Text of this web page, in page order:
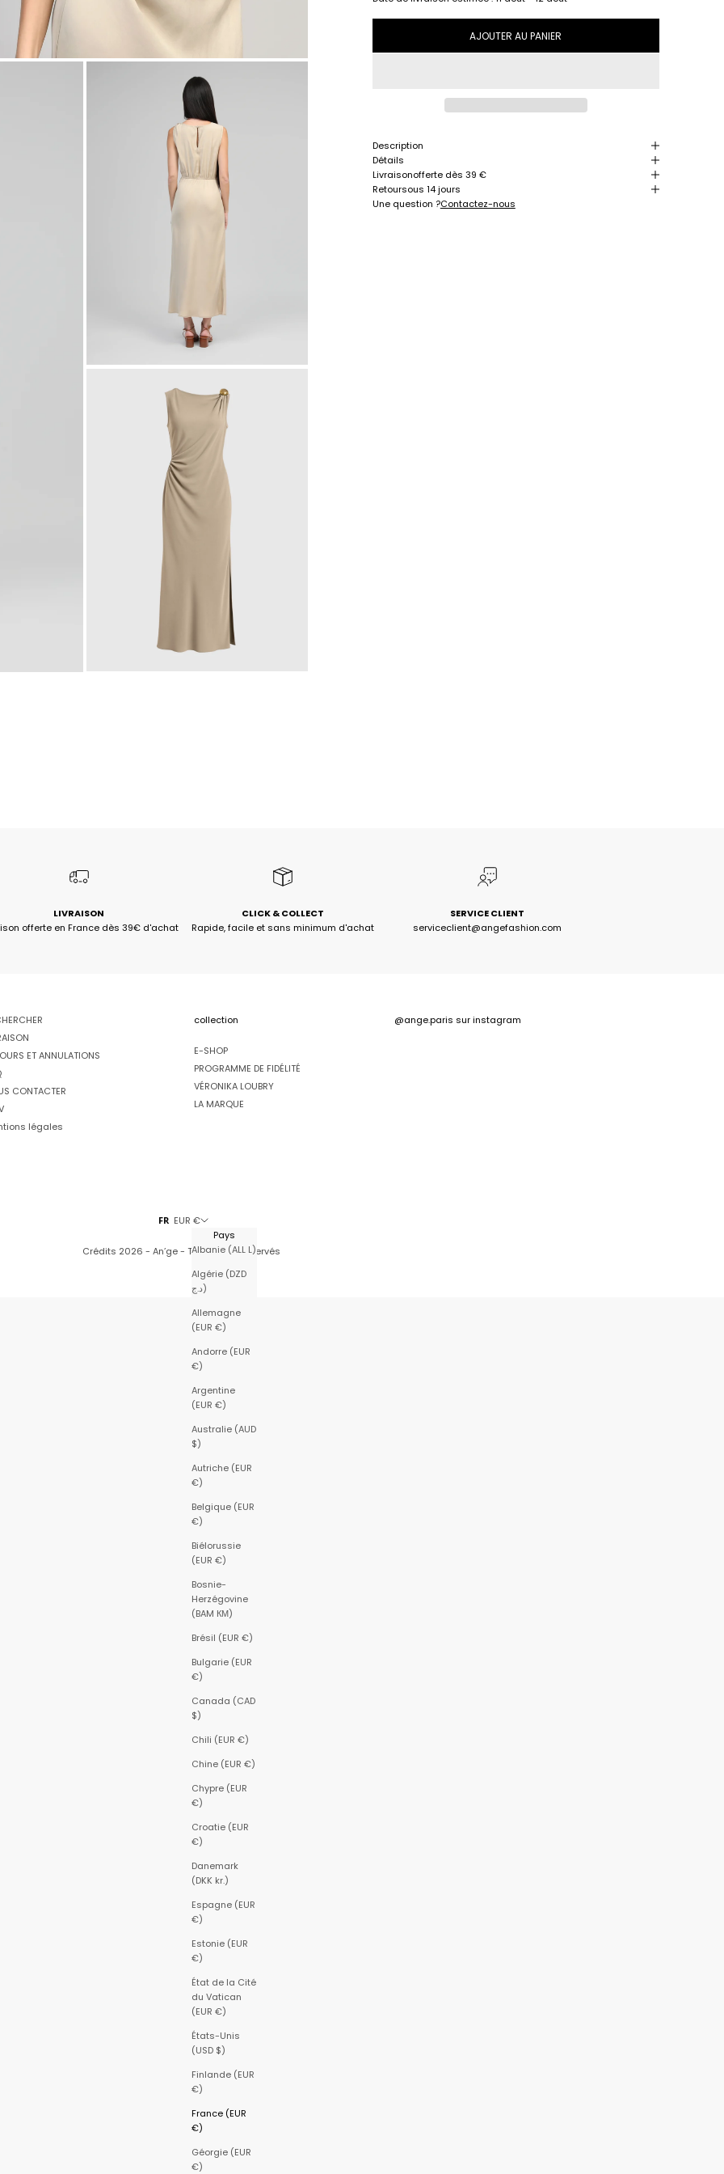
AJOUTER AU PANIER
Description
Détails
Livraisonofferte dès 39 €
Retoursous 14 jours
Une question ?Contactez-nous
LIVRAISON
offerte en France dès 39€ d'achat
CLICK & COLLECT
Rapide, facile et sans minimum d'achat
SERVICE CLIENT
serviceclient@angefashion.com
ET ANNULATIONS
CONTACTER
légales
collection
E-SHOP
PROGRAMME DE FIDÉLITÉ
VÉRONIKA LOUBRY
LA MARQUE
@ange.paris sur instagram
FR EUR €
Pays
Albanie (ALL L)
Algérie (DZD
د.ج)
Allemagne
(EUR €)
Andorre (EUR
€)
Argentine
(EUR €)
Australie (AUD
$)
Autriche (EUR
€)
Belgique (EUR
€)
Biélorussie
(EUR €)
Bosnie-
Herzégovine
(BAM КМ)
Brésil (EUR €)
Bulgarie (EUR
€)
Canada (CAD
$)
Chili (EUR €)
Chine (EUR €)
Chypre (EUR
€)
Croatie (EUR
€)
Danemark
(DKK kr.)
Espagne (EUR
€)
Estonie (EUR
€)
État de la Cité
du Vatican
(EUR €)
États-Unis
(USD $)
Finlande (EUR
€)
France (EUR
€)
Géorgie (EUR
€)
Crédits 2026 - An’ge - Tous droits réservés